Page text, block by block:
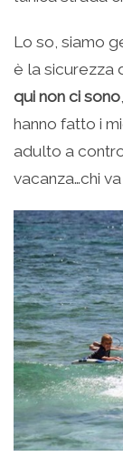
Lo so, siamo
è la sicurezza
qui non ci sono
hanno fatto i
adulto a
vacanza…chi